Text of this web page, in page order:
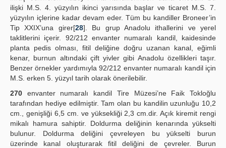
ilişki M.S. 4. yüzyılın ikinci yarısında başlar ve ticaret M.S. 7.
yüzyılın içlerine kadar devam eder. Tüm bu kandiller Broneer’in
Tip XXIX’una girer[28]. Bu grup Anadolu ithallerini ve yerel
taklitlerini içerir. 92/212 envanter numaralı kandil, kaidesinde
planta pedis olması, fitil deliğine doğru uzanan kanal, eğimli
kenar, burnun altındaki çift yivler gibi Anadolu özellikleri taşır.
Benzer örnekler yardımıyla 92/212 envanter numaralı kandil için
M.S. erken 5. yüzyıl tarih olarak önerilebilir.
270 envanter numaralı kandil Tire Müzesi’ne Faik Tokloğlu
tarafından hediye edilmiştir. Tam olan bu kandilin uzunluğu 10,2
cm., genişliği 6,5 cm. ve yüksekliği 2,3 cm.dir. Açık kiremit rengi
mikalı hamura sahiptir. Doldurma deliğinin kenarında yükselti
bulunur. Doldurma deliğini çevreleyen bu yükselti burun
üzerinde kanal oluşturarak fitil deliğini de çevreler. Burun